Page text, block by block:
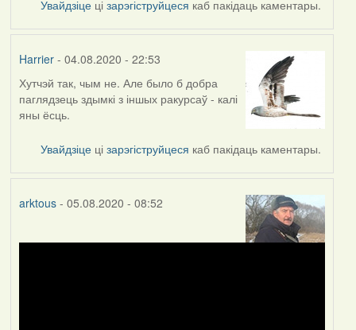
Увайдзіце цізарэгіструйцеся каб пакідаць каментары.
Harrier- 04.08.2020 - 22:53
In
reply
to
arktous
Хутчэй так, чым не. Але было б добра
паглядзець здымкі з іншых ракурсаў - калі
яны ёсць.
Увайдзіце цізарэгіструйцеся каб пакідаць каментары.
arktous- 05.08.2020 - 08:52